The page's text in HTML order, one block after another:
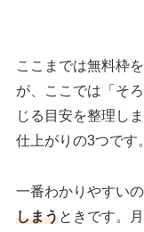
ここまでは無料枠
が、ここでは「そ
じる目安を整理し
仕上がりの3つです。
一番わかりやすい
しまうときです。